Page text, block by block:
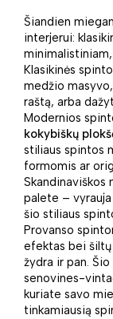
Šiandien
interjerui:
Klasikinės
medžio
raštą, arba
Modernios
kokybiškų
stiliaus spintos
formomis ar
Skandinaviškos
palete –
šio stiliaus
Provanso
efektas bei šiltų
žydra ir pan.
senovines-
kuriate savo
tinkamiausią